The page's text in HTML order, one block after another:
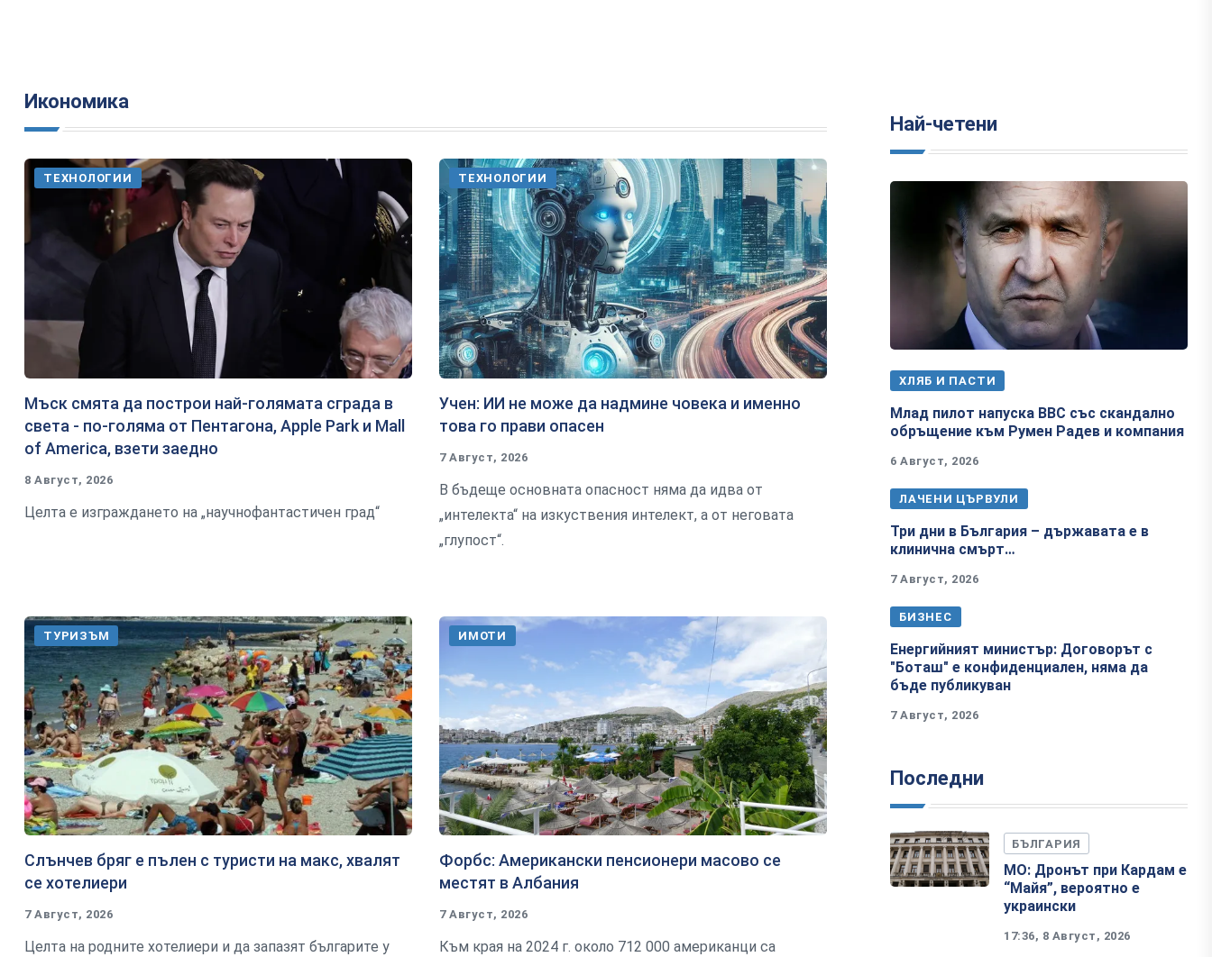
Икономика
ТЕХНОЛОГИИ
Мъск смята да построи най-голямата сграда в
света - по-голяма от Пентагона, Apple Park и Mall
of America, взети заедно
8 Август, 2026
Целта е изграждането на „научнофантастичен град“
ТЕХНОЛОГИИ
Учен: ИИ не може да надмине човека и именно
това го прави опасен
7 Август, 2026
В бъдеще основната опасност няма да идва от
„интелекта“ на изкуствения интелект, а от неговата
„глупост“.
ТУРИЗЪМ
Слънчев бряг е пълен с туристи на макс, хвалят
се хотелиери
7 Август, 2026
Целта на родните хотелиери и да запазят българите у
ИМОТИ
Форбс: Американски пенсионери масово се
местят в Албания
7 Август, 2026
Към края на 2024 г. около 712 000 американци са
Най-четени
ХЛЯБ И ПАСТИ
Млад пилот напуска ВВС със скандално
обръщение към Румен Радев и компания
6 Август, 2026
ЛАЧЕНИ ЦЪРВУЛИ
Три дни в България – държавата е в
клинична смърт…
7 Август, 2026
БИЗНЕС
Енергийният министър: Договорът с
"Боташ" е конфиденциален, няма да
бъде публикуван
7 Август, 2026
Последни
БЪЛГАРИЯ
МО: Дронът при Кардам е
“Майя”, вероятно е
украински
17:36, 8 Август, 2026